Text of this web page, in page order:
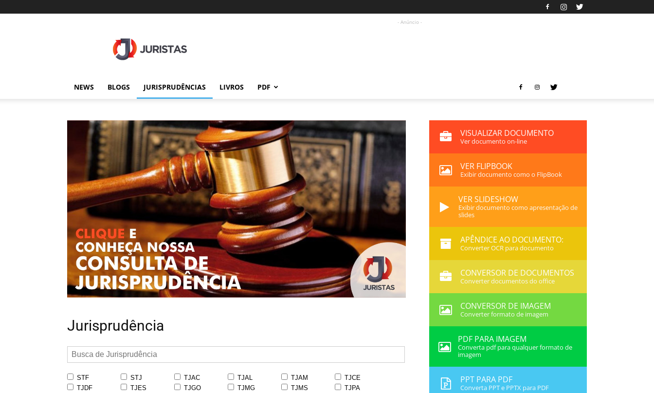
- Anúncio -
NEWS BLOGS JURISPRUDÊNCIAS LIVROS PDF
Jurisprudência
STF STJ TJAC TJAL TJAM
TJCE
TJDF
TJES TJGO TJMG TJMS
TJPA
VISUALIZAR DOCUMENTO
Ver documento on-line
VER FLIPBOOK
Exibir documento como o FlipBook
VER SLIDESHOW
Exibir documento como apresentação de
slides
APÊNDICE AO DOCUMENTO:
Converter OCR para documento
CONVERSOR DE DOCUMENTOS
Converter documentos do office
CONVERSOR DE IMAGEM
Converter formato de imagem
PDF PARA IMAGEM
Converta pdf para qualquer formato de
imagem
PPT PARA PDF
Converta PPT e PPTX para PDF